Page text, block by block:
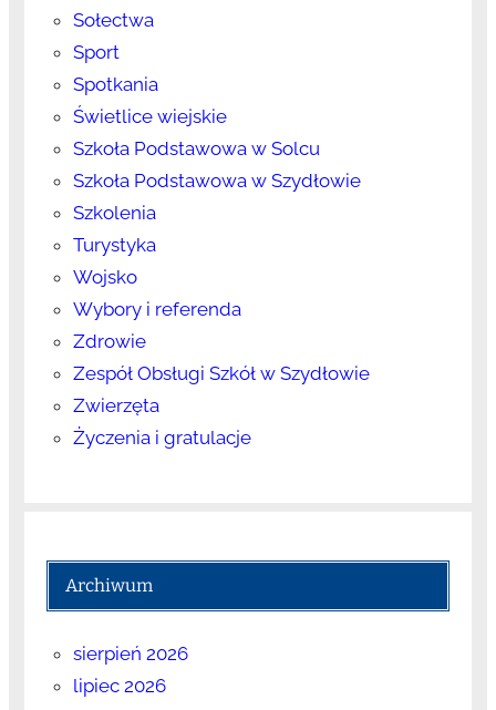
Sołectwa
Sport
Spotkania
Świetlice wiejskie
Szkoła Podstawowa w Solcu
Szkoła Podstawowa w Szydłowie
Szkolenia
Turystyka
Wojsko
Wybory i referenda
Zdrowie
Zespół Obsługi Szkół w Szydłowie
Zwierzęta
Życzenia i gratulacje
Archiwum
sierpień 2026
lipiec 2026